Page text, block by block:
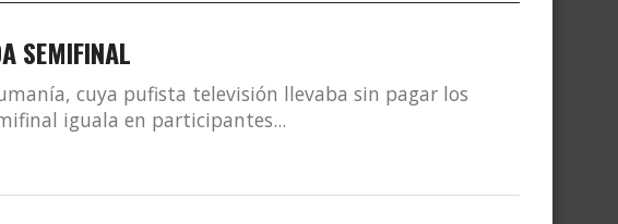
SEMIFINAL
cuya pufista televisión llevaba sin pagar los
iguala en participantes...